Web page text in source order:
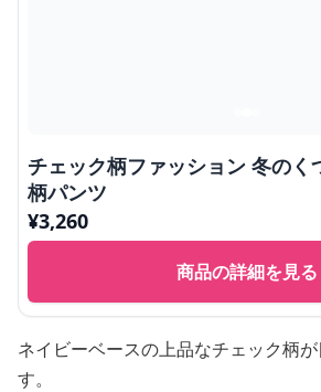
チェック柄ファッション 冬のく
柄パンツ
¥3,260
商品の詳細を見る
ネイビーベースの上品なチェック柄
す。